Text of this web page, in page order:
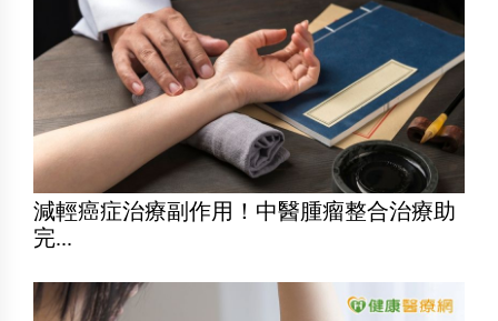
減輕癌症治療副作用！中醫腫瘤整合治療助
完...